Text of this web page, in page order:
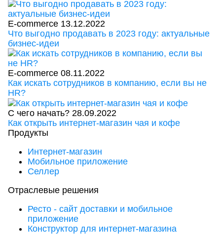
E-commerce 13.12.2022
Что выгодно продавать в 2023 году: актуальные
бизнес-идеи
E-commerce 08.11.2022
Как искать сотрудников в компанию, если вы не
HR?
С чего начать? 28.09.2022
Как открыть интернет-магазин чая и кофе
Продукты
Интернет-магазин
Мобильное приложение
Селлер
Отраслевые решения
Ресто - сайт доставки и мобильное
приложение
Конструктор для интернет-магазина